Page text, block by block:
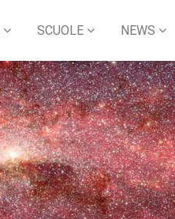
SCUOLE NEWS